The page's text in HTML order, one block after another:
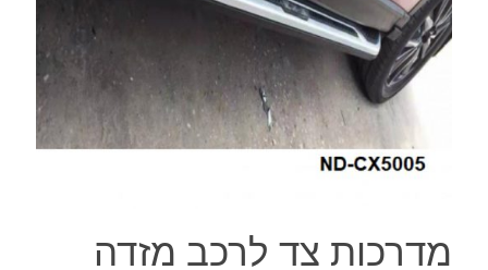
מדרכות צד לרכב מזדה